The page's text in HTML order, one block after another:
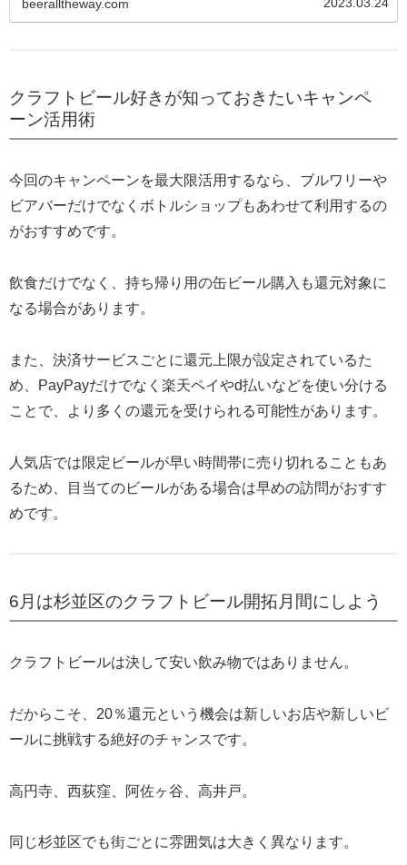
beeralltheway.com
クラフトビール好きが知っておきたいキャンペ
ーン活用術
今回のキャンペーンを最大限活用するなら、ブルワリーや
ビアバーだけでなくボトルショップもあわせて利用するの
がおすすめです。
飲食だけでなく、持ち帰り用の缶ビール購入も還元対象に
なる場合があります。
また、決済サービスごとに還元上限が設定されているた
め、PayPayだけでなく楽天ペイやd払いなどを使い分ける
ことで、より多くの還元を受けられる可能性があります。
人気店では限定ビールが早い時間帯に売り切れることもあ
るため、目当てのビールがある場合は早めの訪問がおすす
めです。
6月は杉並区のクラフトビール開拓月間にしよう
クラフトビールは決して安い飲み物ではありません。
だからこそ、20％還元という機会は新しいお店や新しいビ
ールに挑戦する絶好のチャンスです。
高円寺、西荻窪、阿佐ヶ谷、高井戸。
同じ杉並区でも街ごとに雰囲気は大きく異なります。